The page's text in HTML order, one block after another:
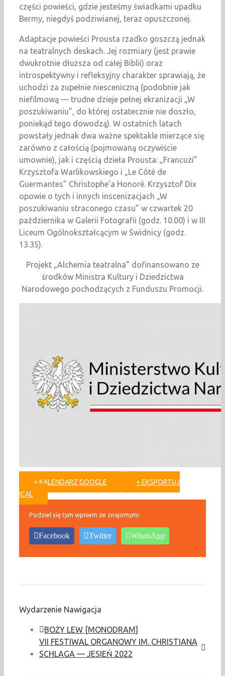
części powieści, gdzie jesteśmy świadkami upadku
Bermy, niegdyś podziwianej, teraz opuszczonej.
Adaptacje powieści Prousta rzadko goszczą jednak
na teatralnych deskach. Jej rozmiary (jest prawie
dwukrotnie dłuższa od całej Biblii) oraz
introspektywny i refleksyjny charakter sprawiają, że
uchodzi za zupełnie niesceniczną (podobnie jak
niefilmową — trudne dzieje pełnej ekranizacji „W
poszukiwaniu”, do której ostatecznie nie doszło,
poniekąd tego dowodzą). W ostatnich latach
powstały jednak dwa ważne spektakle mierzące się
zarówno z całością (pojmowaną oczywiście
umownie), jak i częścią dzieła Prousta: „Francuzi”
Krzysztofa Warlikowskiego i „Le Côté de
Guermantes” Christophe’a Honoré. Krzysztof Dix
opowie o tych i innych inscenizacjach „W
poszukiwaniu straconego czasu” w czwartek 20
października w Galerii Fotografii (godz. 10.00) i w III
Liceum Ogólnokształcącym w Świdnicy (godz.
13.35).
Projekt „Alchemia teatralna” dofinansowano ze
środków Ministra Kultury i Dziedzictwa
Narodowego pochodzących z Funduszu Promocji.
+ KALENDARZ GOOGLE
+ EKSPORTUJ
ICAL
Podziel się tym wpisem ze znajomymi
Facebook Twitter WhatsApp
Wydarzenie Nawigacja
BOŻY LEW [MONODRAM]
VII FESTIWAL ORGANOWY IM. CHRISTIANA
SCHLAGA — JESIEŃ 2022